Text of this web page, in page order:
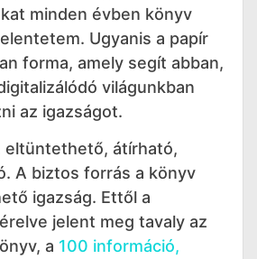
minden évben könyv
Ugyanis a papír
forma, amely segít abban,
világunkban
az igazságot.
eltüntethető, átírható,
A biztos forrás a könyv
igazság. Ettől a
jelent meg tavaly az
a 100 információ,